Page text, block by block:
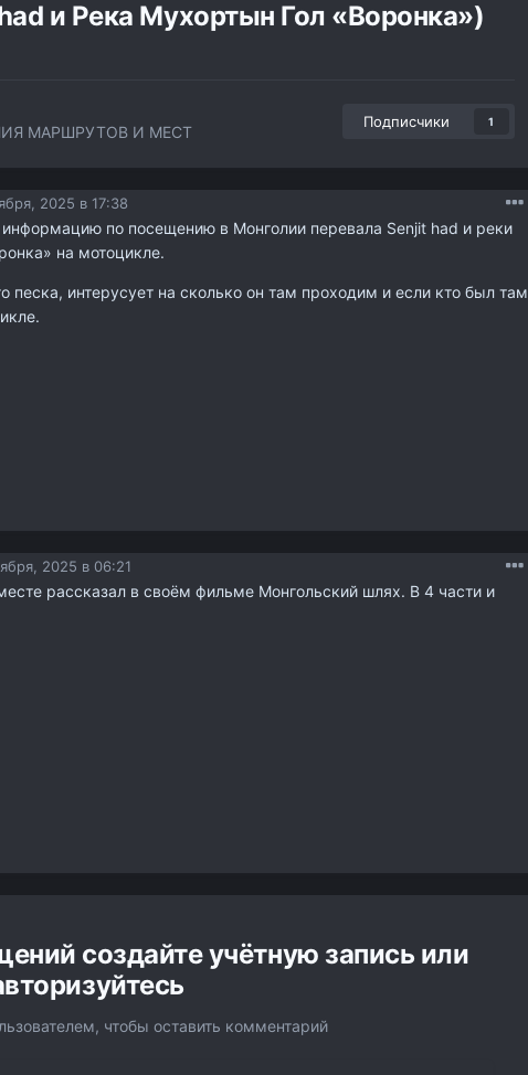
и Река Мухортын Гол «Воронка»)
МАРШРУТОВ И МЕСТ
Подписчики 1
2025 в 17:38
по посещению в Монголии перевала Senjit had и реки
на мотоцикле.
песка, интерусует на сколько он там проходим и если кто был там
2025 в 06:21
рассказал в своём фильме Монгольский шлях. В 4 части и
создайте учётную запись или
чтобы оставить комментарий